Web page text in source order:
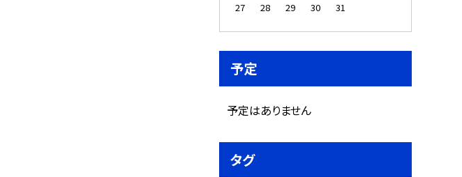
27
28 29 30 31
予定
予定はありません
タグ